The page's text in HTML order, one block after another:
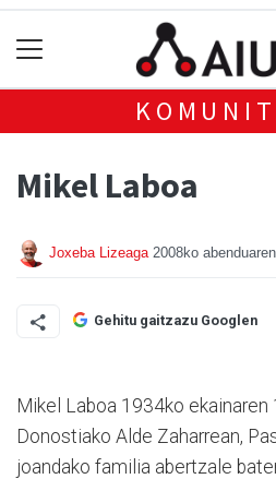
Mikel Laboa
Joxeba Lizeaga 2008ko
Gehitu gaitzazu Googlen
Mikel Laboa 1934ko ekainaren
Donostiako Alde Zaharrean,
joandako familia abertzale